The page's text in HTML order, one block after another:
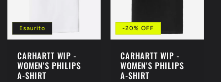
Esaurito
CARHARTT WIP -
WOMEN'S PHILIPS
A-SHIRT
-20% OFF
CARHARTT WIP -
WOMEN'S PHILIPS
A-SHIRT